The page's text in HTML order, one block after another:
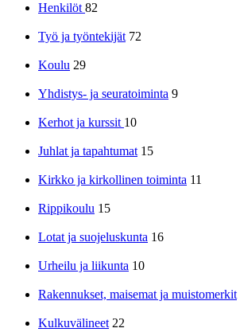
Henkilöt82
Työ ja työntekijät 72
Koulu 29
Yhdistys- ja seuratoiminta 9
Kerhot ja kurssit 10
Juhlat ja tapahtumat 15
Kirkko ja kirkollinen toiminta 11
Rippikoulu 15
Lotat ja suojeluskunta 16
Urheilu ja liikunta 10
Rakennukset, maisemat ja muistomerkit
Kulkuvälineet 22